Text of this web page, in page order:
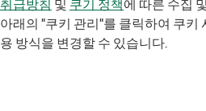
아래의 "쿠키 관리"를 클릭하여 쿠키
용 방식을 변경할 수 있습니다.